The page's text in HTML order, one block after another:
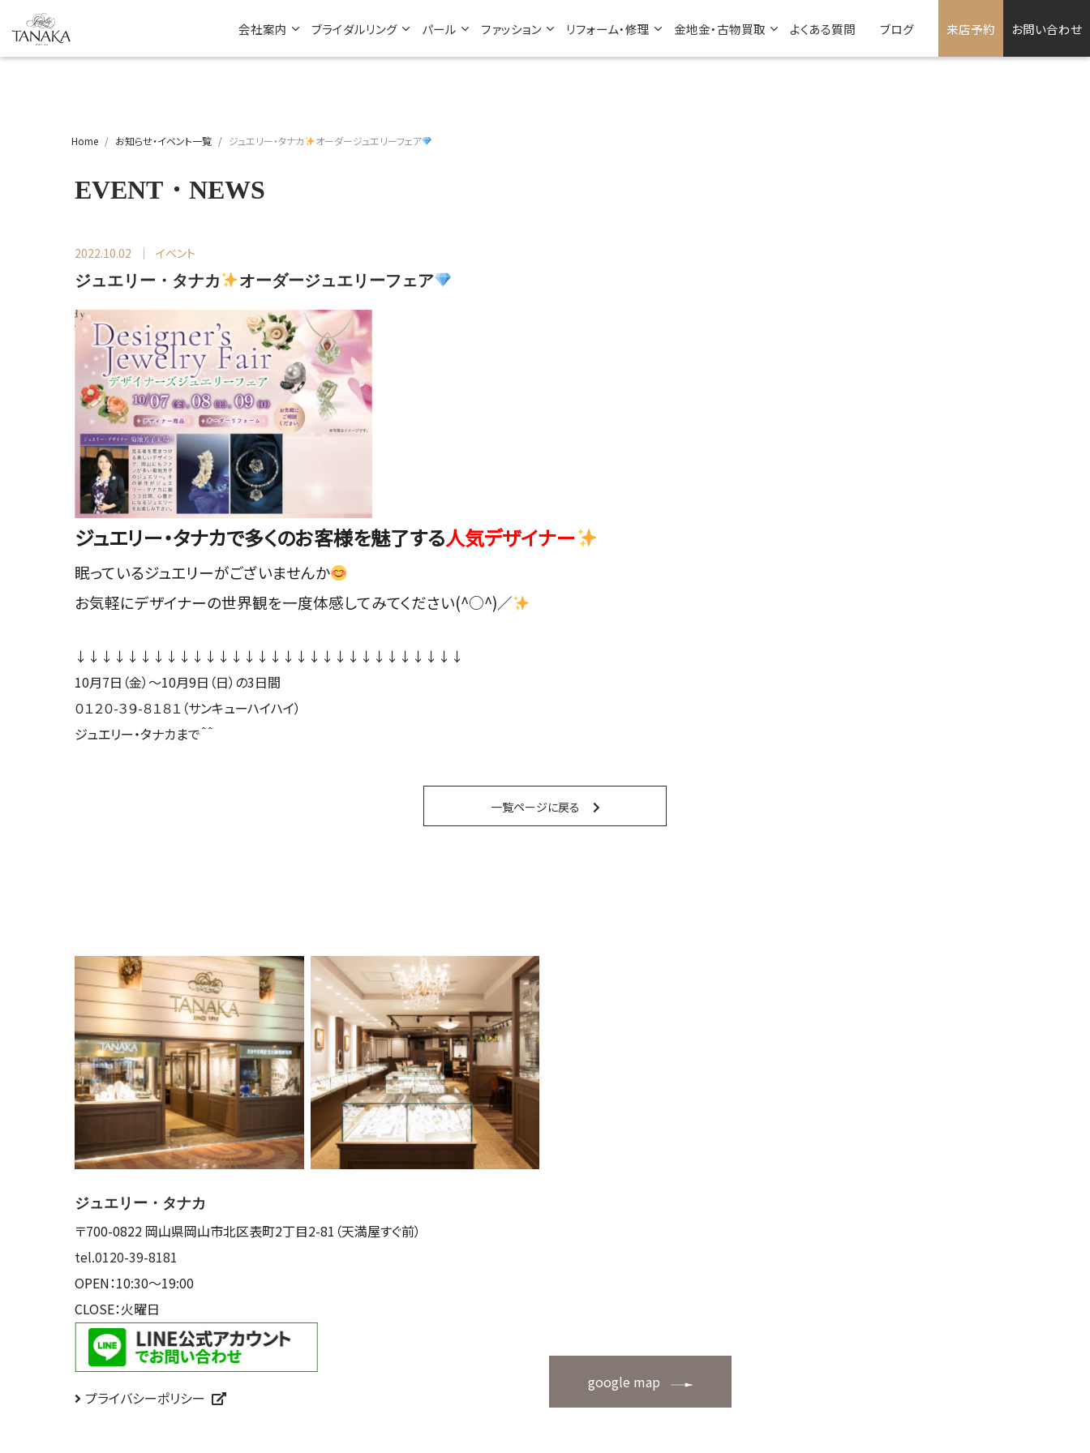
会社案内 ブライダルリング パール ファッション リフォーム・修理 金地金・古物買取 よくある質問 ブログ 来店予約 お問い合わせ
Home お知らせ・イベント一覧 ジュエリー・タナカ オーダージュエリーフェア
EVENT・NEWS
2022.10.02 イベント
ジュエリー・タナカ オーダージュエリーフェア
ジュエリー・タナカで多くのお客様を魅了する人気デザイナー
眠っているジュエリーがございませんか
お気軽にデザイナーの世界観を一度体感してみてください(^○^)／
↓↓↓↓↓↓↓↓↓↓↓↓↓↓↓↓↓↓↓↓↓↓↓↓↓↓↓↓↓↓
10月7日（金）〜10月9日（日）の3日間
０１２０-３９-８１８１ （サンキューハイハイ）
ジュエリー・タナカまで＾＾
一覧ページに戻る
ジュエリー・タナカ
〒700-0822 岡山県岡山市北区表町2丁目2-81 （天満屋すぐ前）
tel.0120-39-8181
OPEN：10:30～19:00
CLOSE：火曜日
プライバシーポリシー
google map